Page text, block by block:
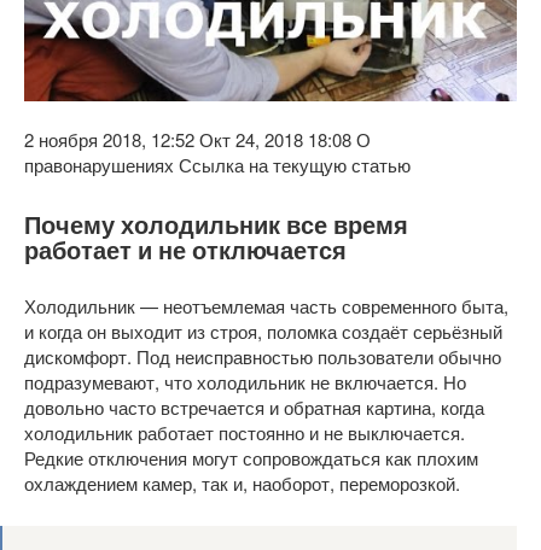
2 ноября 2018, 12:52 Окт 24, 2018 18:08 О
правонарушениях Ссылка на текущую статью
Почему холодильник все время
работает и не отключается
Холодильник — неотъемлемая часть современного быта,
и когда он выходит из строя, поломка создаёт серьёзный
дискомфорт. Под неисправностью пользователи обычно
подразумевают, что холодильник не включается. Но
довольно часто встречается и обратная картина, когда
холодильник работает постоянно и не выключается.
Редкие отключения могут сопровождаться как плохим
охлаждением камер, так и, наоборот, переморозкой.